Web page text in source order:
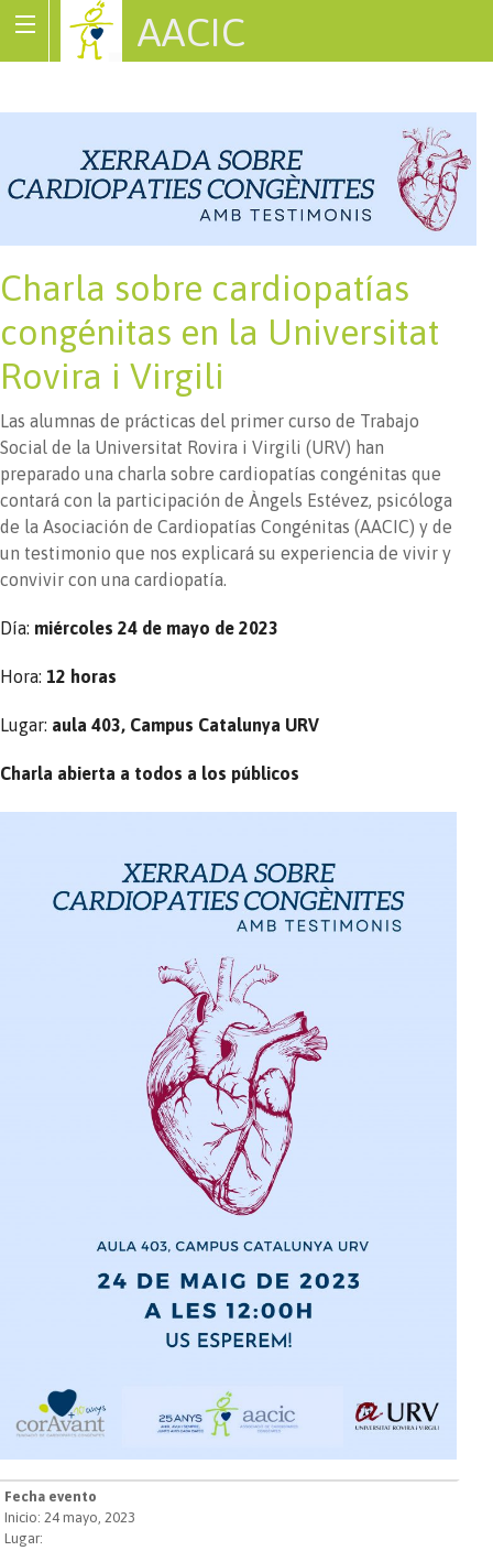
AACIC
Charla sobre cardiopatías
congénitas en la Universitat
Rovira i Virgili
Las alumnas de prácticas del primer curso de Trabajo
Social de la Universitat Rovira i Virgili (URV) han
preparado una charla sobre cardiopatías congénitas que
contará con la participación de Àngels Estévez, psicóloga
de la Asociación de Cardiopatías Congénitas (AACIC) y de
un testimonio que nos explicará su experiencia de vivir y
convivir con una cardiopatía.
Día: miércoles 24 de mayo de 2023
Hora: 12 horas
Lugar: aula 403, Campus Catalunya URV
Charla abierta a todos a los públicos
Fecha evento
Inicio: 24 mayo, 2023
Lugar: